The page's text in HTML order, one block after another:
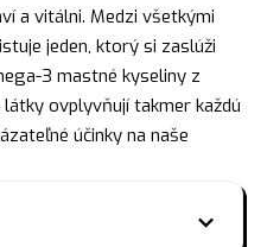
a vitálni. Medzi všetkými
jeden, ktorý si zaslúži
3 mastné kyseliny z
ovplyvňují takmer každú
účinky na naše